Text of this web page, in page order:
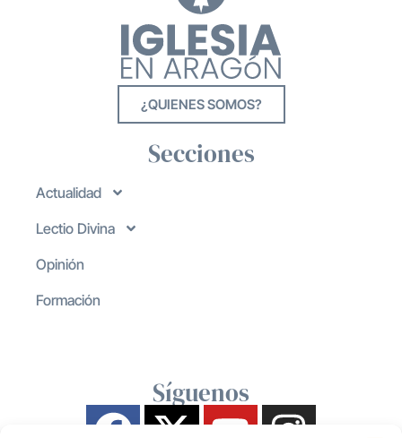
¿QUIENES SOMOS?
Secciones
Actualidad
Lectio Divina
Opinión
Formación
Síguenos